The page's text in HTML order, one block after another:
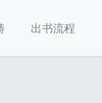
出书流程